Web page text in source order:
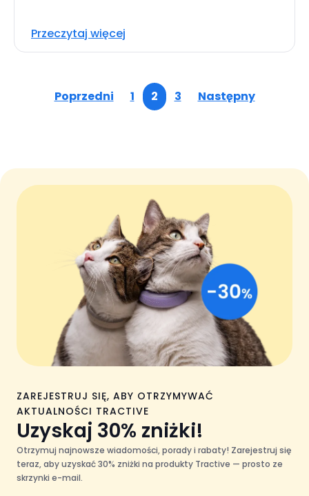
Przeczytaj więcej
Poprzedni 1 2 3 Następny
ZAREJESTRUJ SIĘ, ABY OTRZYMYWAĆ
AKTUALNOŚCI TRACTIVE
Uzyskaj 30% zniżki!
Otrzymuj najnowsze wiadomości, porady i rabaty! Zarejestruj się
teraz, aby uzyskać 30% zniżki na produkty Tractive — prosto ze
skrzynki e-mail.